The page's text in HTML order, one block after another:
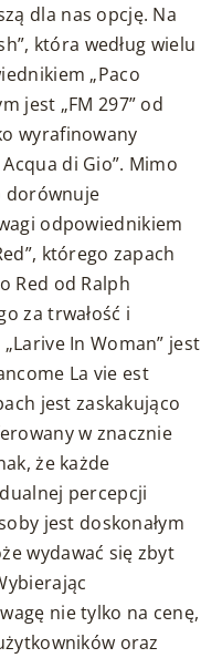
dla nas opcję. Na
która według wielu
„Paco
jest „FM 297” od
wyrafinowany
di Gio”. Mimo
dorównuje
odpowiednikiem
którego zapach
Red od Ralph
za trwałość i
In Woman” jest
La vie est
jest zaskakująco
w znacznie
że każde
percepcji
jest doskonałym
wydawać się zbyt
nie tylko na cenę,
oraz